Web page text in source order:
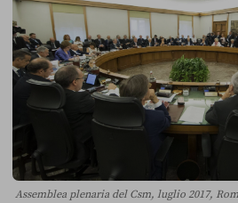
Assemblea plenaria del Csm, luglio 2017,